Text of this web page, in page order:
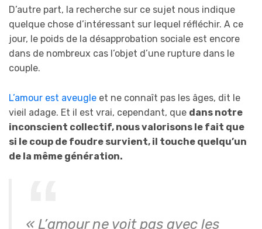
D’autre part, la recherche sur ce sujet nous indique
quelque chose d’intéressant sur lequel réfléchir. A ce
jour, le poids de la désapprobation sociale est encore
dans de nombreux cas l’objet d’une rupture dans le
couple.
L’amour est aveugle et ne connaît pas les âges, dit le
vieil adage. Et il est vrai, cependant, que dans notre
inconscient collectif, nous valorisons le fait que
si le coup de foudre survient, il touche quelqu’un
de la même génération.
« L’amour ne voit pas avec les